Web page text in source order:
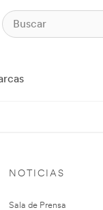
NOTICIAS
Sala de Prensa